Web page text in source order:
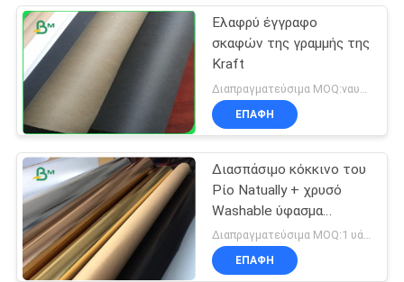
Ελαφρύ έγγραφο
σκαφών της γραμμής της
Kraft
ΕΠΑΦΉ
Διασπάσιμο κόκκινο του
Ρίο Natually + χρυσό
Washable ύφασμα
εγγράφου της Kraft για
την τσάντα
εγκαταστάσεων
Διαπραγματεύσιμα MOQ:1 υάρδα
ΕΠΑΦΉ